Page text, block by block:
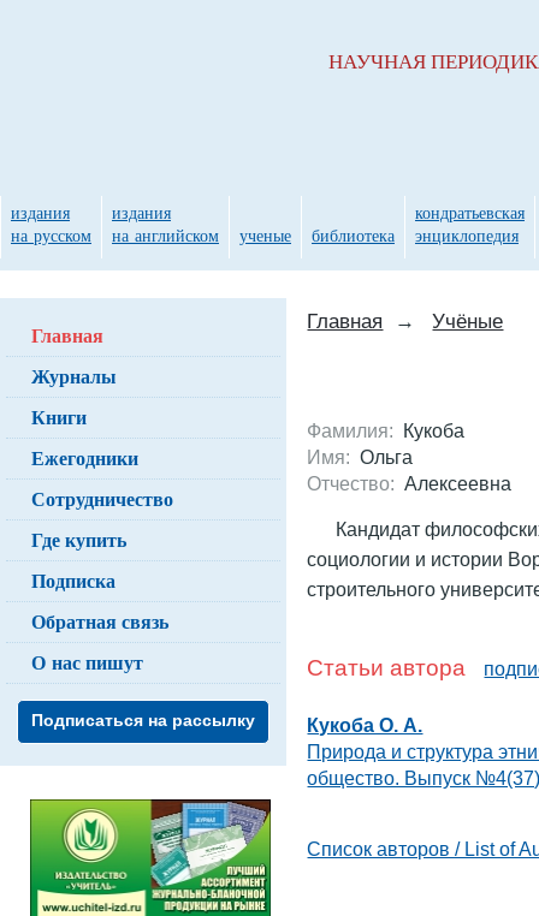
Главная → Учёные
Фамилия: Кукоба
Имя: Ольга
Отчество: Алексеевна
Кандидат
социологии и истории
строительного
Статьи автора
Кукоба О. А.
Природа и структура
общество. Выпуск
Список авторов / List of
Главная
Журналы
Книги
Ежегодники
Сотрудничество
Где купить
Подписка
Обратная связь
О нас пишут
Подписаться на рассылку
НАУЧНАЯ
издания
на русском
издания
на английском
ученые библиотека
кондратьевская
энциклопедия